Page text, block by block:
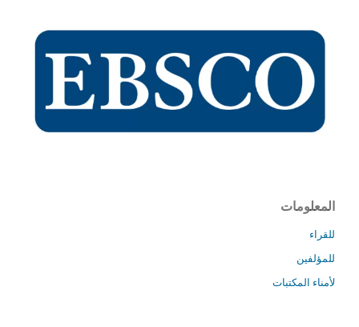
المعلومات
للقراء
للمؤلفين
لأمناء المكتبات